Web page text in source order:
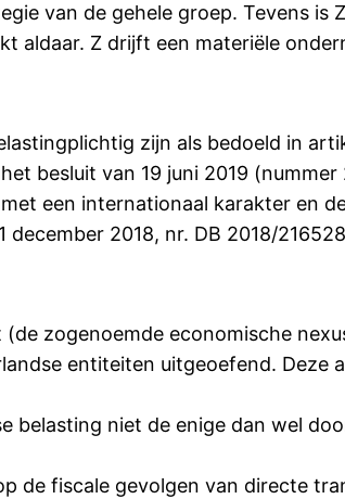
van de gehele groep. Tevens is
aldaar. Z drijft een materiële
zijn als bedoeld in
besluit van 19 juni 2019
een internationaal karakter en
2018, nr. DB 2018/
zogenoemde economische
entiteiten uitgeoefend. Deze
belasting niet de enige dan wel
de fiscale gevolgen van directe